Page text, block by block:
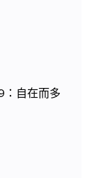
：自在而多